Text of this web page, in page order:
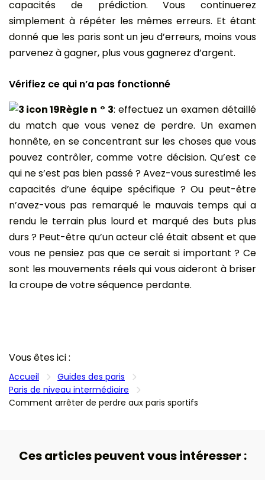
capacités de prédiction. Vous continuerez
simplement à répéter les mêmes erreurs. Et étant
donné que les paris sont un jeu d’erreurs, moins vous
parvenez à gagner, plus vous gagnerez d’argent.
Vérifiez ce qui n’a pas fonctionné
Règle n ° 3: effectuez un examen détaillé
du match que vous venez de perdre. Un examen
honnête, en se concentrant sur les choses que vous
pouvez contrôler, comme votre décision. Qu’est ce
qui ne s’est pas bien passé ? Avez-vous surestimé les
capacités d’une équipe spécifique ? Ou peut-être
n’avez-vous pas remarqué le mauvais temps qui a
rendu le terrain plus lourd et marqué des buts plus
durs ? Peut-être qu’un acteur clé était absent et que
vous ne pensiez pas que ce serait si important ? Ce
sont les mouvements réels qui vous aideront à briser
la croupe de votre séquence perdante.
Vous êtes ici :
Accueil
Guides des paris
Paris de niveau intermédiaire
Comment arrêter de perdre aux paris sportifs
Ces articles peuvent vous intéresser :